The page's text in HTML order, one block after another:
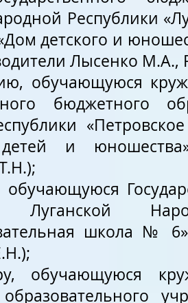
Республики
детского и
Лысенко М.А.,
обучающуюся
бюджетного
детей и
Луганской
школа №
обучающуюся